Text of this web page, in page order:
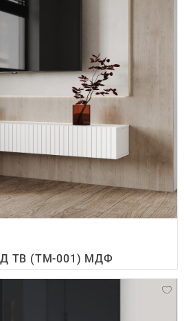
ТВ (ТМ-001) МДФ